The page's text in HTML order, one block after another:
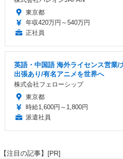
東京都
年収420万円～540万円
正社員
英語・中国語 海外ライセンス営業/
出張あり/有名アニメを世界へ
株式会社フェローシップ
東京都
時給1,600円～1,800円
派遣社員
【注目の記事】[PR]